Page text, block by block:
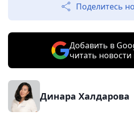
Поделитесь
Добавить в
читать
Динара Халдарова